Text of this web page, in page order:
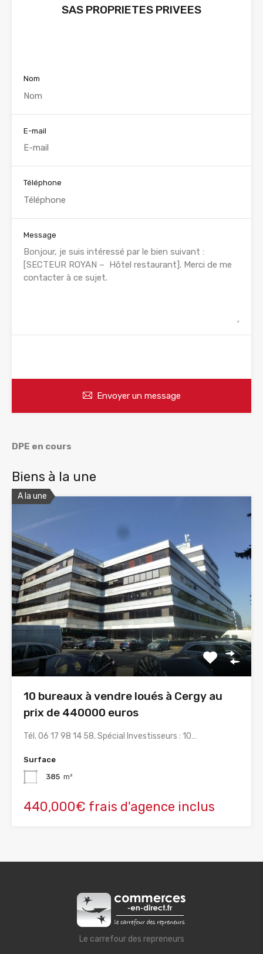
SAS PROPRIETES PRIVEES
Nom
E-mail
Téléphone
Message
Envoyer un message
DPE en cours
Biens à la une
A la une
10 bureaux à vendre loués à Cergy au
prix de 440000 euros
Tél. 06 17 98 14 58. Spécial Investisseurs : 10…
Surface
385 m²
440,000€ frais d'agence inclus
Le carrefour des repreneurs